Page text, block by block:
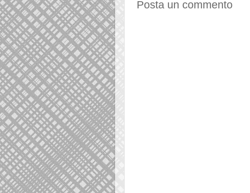
Posta un commento